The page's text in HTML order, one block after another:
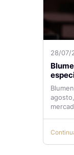
28/07/